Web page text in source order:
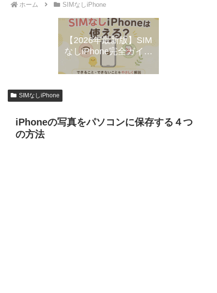
ホーム SIMなしiPhone
【2026年最新版】SIM
なしiPhone完全ガイド
｜初期設定から便利な
使い方まで初心者向け
SIMなしiPhone
iPhoneの写真をパソコンに保存する４つ
の方法